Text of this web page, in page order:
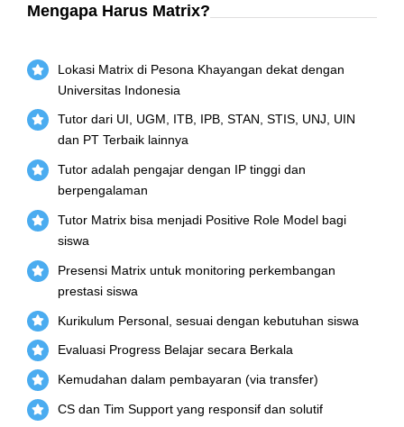
Mengapa Harus Matrix?
Lokasi Matrix di Pesona Khayangan dekat dengan
Universitas Indonesia
Tutor dari UI, UGM, ITB, IPB, STAN, STIS, UNJ, UIN
dan PT Terbaik lainnya
Tutor adalah pengajar dengan IP tinggi dan
berpengalaman
Tutor Matrix bisa menjadi Positive Role Model bagi
siswa
Presensi Matrix untuk monitoring perkembangan
prestasi siswa
Kurikulum Personal, sesuai dengan kebutuhan siswa
Evaluasi Progress Belajar secara Berkala
Kemudahan dalam pembayaran (via transfer)
CS dan Tim Support yang responsif dan solutif